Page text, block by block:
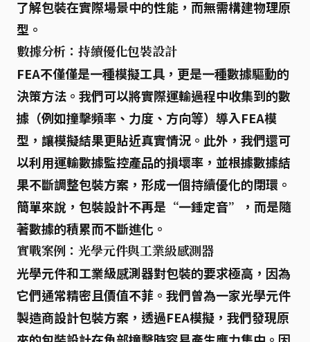
了解包裝在實際場景中的性能，而無需構建物理原
型。
數據分析：持續優化包裝設計
FEA不僅僅是一種模擬工具，更是一種數據驅動的
決策方法 。我們可以將實際運輸過程中收集到的數
據（例如撞擊頻率、力度、方向等）導入FEA模
型，讓模擬結果更貼近真實情況。此外，我們還可
以利用運輸數據監控產品的損壞率 ，並根據數據結
果不斷調整包裝方案，形成一個持續優化的閉環。
簡單來說，包裝設計不再是“一錘定音”，而是隨
著數據的積累而不斷進化。
實戰案例：光學元件與工業級感測器
光學元件和工業級感測器對包裝的要求極高，因為
它們通常精密且價值不菲 。我們曾為一家光學元件
製造商設計包裝方案，透過FEA模擬，我們發現原